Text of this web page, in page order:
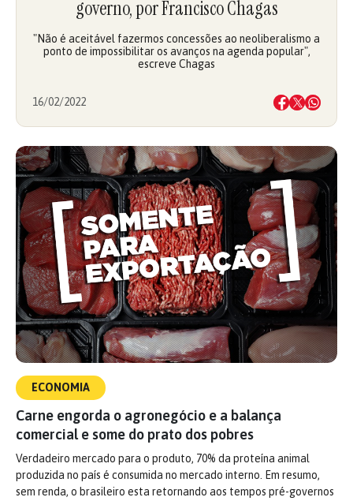
governo, por Francisco Chagas
"Não é aceitável fazermos concessões ao neoliberalismo a
ponto de impossibilitar os avanços na agenda popular",
escreve Chagas
16/02/2022
ECONOMIA
Carne engorda o agronegócio e a balança
comercial e some do prato dos pobres
Verdadeiro mercado para o produto, 70% da proteína animal
produzida no país é consumida no mercado interno. Em resumo,
sem renda, o brasileiro esta retornando aos tempos pré-governos